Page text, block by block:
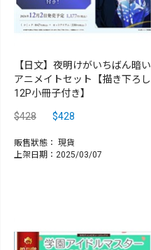
【日文】夜明けがいちばん暗い
アニメイトセット【描き下ろし
12P小冊子付き】
$428 $428
販售狀態： 現貨
上架日期：2025/03/07